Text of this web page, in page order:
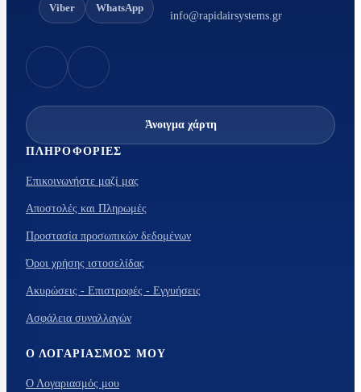
Viber WhatsApp
info@rapidairsystems.gr
Άνοιγμα χάρτη
ΠΛΗΡΟΦΟΡΊΕΣ
Επικοινωνήστε μαζί μας
Αποστολές και Πληρωμές
Προστασία προσωπικών δεδομένων
Όροι χρήσης ιστοσελίδας
Ακυρώσεις - Επιστροφές - Εγγυήσεις
Ασφάλεια συναλλαγών
Ο ΛΟΓΑΡΙΑΣΜΌΣ ΜΟΥ
Ο Λογαριασμός μου